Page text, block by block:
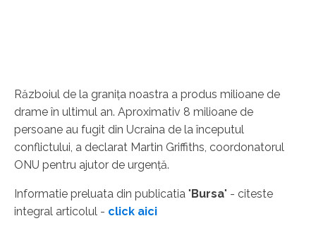
Războiul de la graniţa noastra a produs milioane de
drame în ultimul an. Aproximativ 8 milioane de
persoane au fugit din Ucraina de la începutul
conflictului, a declarat Martin Griffiths, coordonatorul
ONU pentru ajutor de urgenţă.
Informatie preluata din publicatia "Bursa" - citeste
integral articolul - click aici